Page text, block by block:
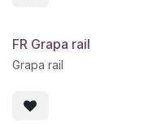
FR Grapa rail
Grapa rail